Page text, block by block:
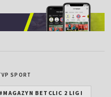
SPORT
BETCLIC 2 LIGI